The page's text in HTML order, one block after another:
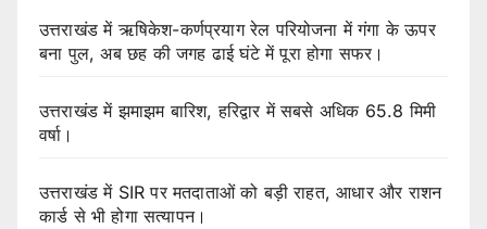
उत्तराखंड में ऋषिकेश-कर्णप्रयाग रेल परियोजना में गंगा के ऊपर
बना पुल, अब छह की जगह ढाई घंटे में पूरा होगा सफर।
उत्तराखंड में झमाझम बारिश, हरिद्वार में सबसे अधिक 65.8 मिमी
वर्षा।
उत्तराखंड में SIR पर मतदाताओं को बड़ी राहत, आधार और राशन
कार्ड से भी होगा सत्यापन।